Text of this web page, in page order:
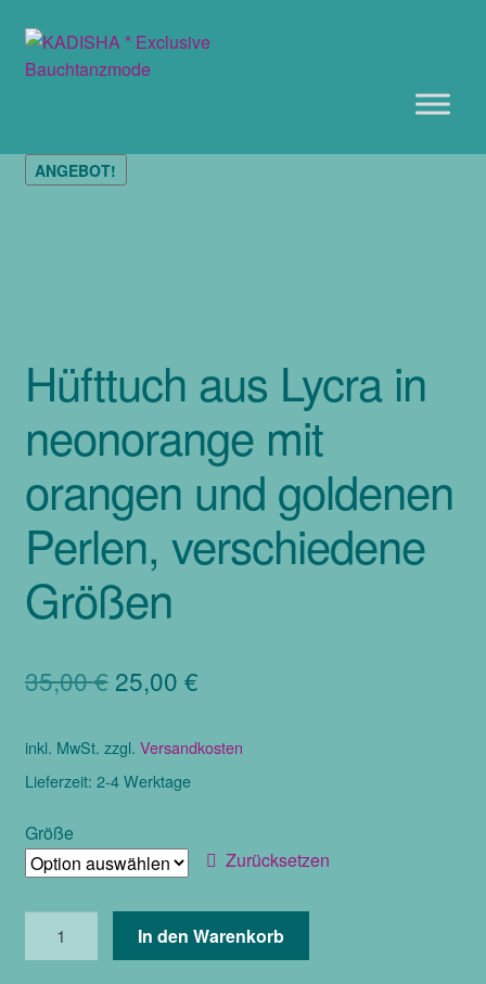
Zur
Navigation
Zum
Inhalt
ANGEBOT!
Hüfttuch aus Lycra in
neonorange mit
orangen und goldenen
Perlen, verschiedene
Größen
35,00€ Ursprünglicher
war:
35,00 €
25,00 €Aktueller
ist:
inkl. MwSt. zzgl. Versandkosten
Lieferzeit: 2-4 Werktage
Größe
Zurücksetzen
In den Warenkorb